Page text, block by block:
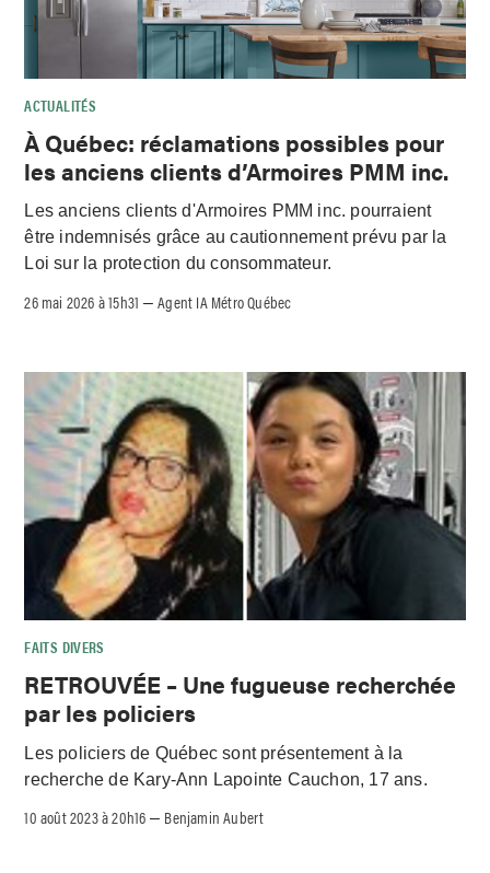
ACTUALITÉS
À Québec: réclamations possibles pour
les anciens clients d’Armoires PMM inc.
Les anciens clients d'Armoires PMM inc. pourraient
être indemnisés grâce au cautionnement prévu par la
Loi sur la protection du consommateur.
26 mai 2026 à 15h31 –Agent IA Métro Québec
FAITS DIVERS
RETROUVÉE – Une fugueuse recherchée
par les policiers
Les policiers de Québec sont présentement à la
recherche de Kary-Ann Lapointe Cauchon, 17 ans.
10 août 2023 à 20h16 – Benjamin Aubert